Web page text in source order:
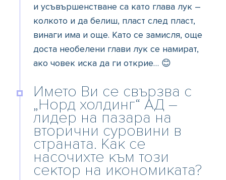
и усъвършенстване са като глава лук –
колкото и да белиш, пласт след пласт,
винаги има и още. Като се замисля, още
доста необелени глави лук се намират,
ако човек иска да ги открие… 😊
Името Ви се свързва с
„Норд холдинг“ АД –
лидер на пазара на
вторични суровини в
страната. Как се
насочихте към този
сектор на икономиката?